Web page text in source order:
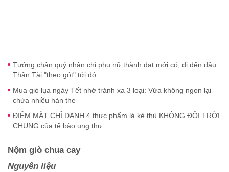
Tướng chân quý nhân chỉ phụ nữ thành đạt mới có, đi đến đâu
Thần Tài "theo gót" tới đó
Mua giò lụa ngày Tết nhớ tránh xa 3 loại: Vừa không ngon lại
chứa nhiều hàn the
ĐIỂM MẶT CHỈ DANH 4 thực phẩm là kẻ thù KHÔNG ĐỘI TRỜI
CHUNG của tế bào ung thư
Nộm giò chua cay
Nguyên liệu